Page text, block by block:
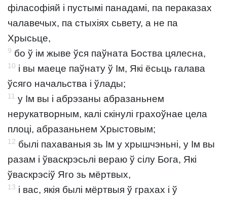
філасофіяй і пустымі панадамі, па пераказах
чалавечых, па стыхіях сьвету, а не па
Хрысьце,
9 бо ў ім жыве ўся паўната Боства цялесна,
10 і вы маеце паўнату ў Ім, Які ёсьць галава
ўсяго начальства і ўлады;
11 у Ім вы і абрэзаны абразаньнем
нерукатворным, калі скінулі грахоўнае цела
плоці, абразаньнем Хрыстовым;
12 былі пахаваныя зь Ім у хрышчэньні, у Ім вы
разам і ўваскрэсьлі вераю ў сілу Бога, Які
ўваскрэсіў Яго зь мёртвых,
13 і вас, якія былі мёртвыя ў грахах і ў